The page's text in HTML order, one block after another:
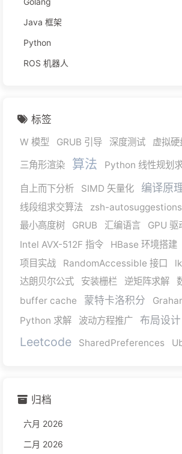
Java 框架
Python
ROS 机器人
标签
W 模型 GRUB 引导 深度测试 虚拟
三角形渲染
算法 Python 线性规划
自上而下分析 SIMD 矢量化 编译原
线段组求交算法 zsh-
最小高度树
GRUB 汇编语言
GPU 驱
Intel AVX-512F 指令
HBase 环境搭建
项目实战 RandomAccessible 接口
达朗贝尔公式
安装栅栏 逆矩阵求解
buffer cache
蒙特卡洛积分
Python 求解
波动方程推广 布局设计
Leetcode SharedPreferences
归档
六月 2026
二月 2026